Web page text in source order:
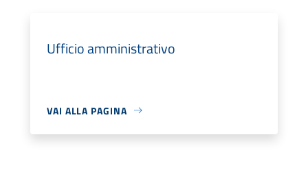
Ufficio amministrativo
VAI ALLA PAGINA